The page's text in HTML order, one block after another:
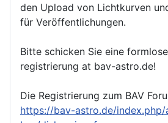
den Upload von Lichtkurven
für Veröffentlichungen.
Bitte schicken Sie eine
registrierung at bav-astro.de!
Die Registrierung zum BAV
https://bav-astro.de/index.php/